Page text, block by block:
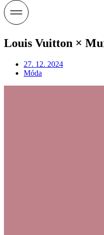
Louis Vuitton ×
27. 12. 2024
Móda